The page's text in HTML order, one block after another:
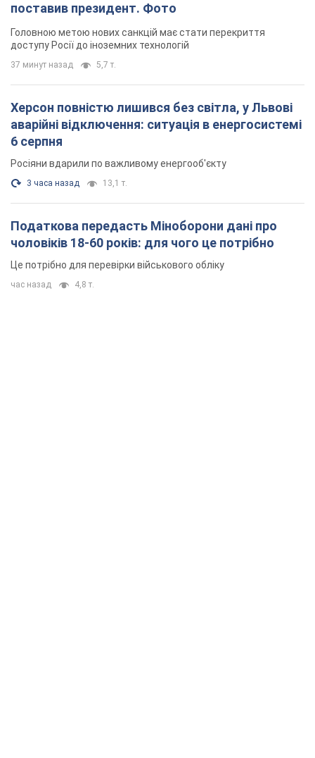
поставив президент. Фото
Головною метою нових санкцій має стати перекриття
доступу Росії до іноземних технологій
37 минут назад 5,7 т.
Херсон повністю лишився без світла, у Львові
аварійні відключення: ситуація в енергосистемі
6 серпня
Росіяни вдарили по важливому енергооб'єкту
3 часа назад 13,1 т.
Податкова передасть Міноборони дані про
чоловіків 18-60 років: для чого це потрібно
Це потрібно для перевірки військового обліку
час назад 4,8 т.